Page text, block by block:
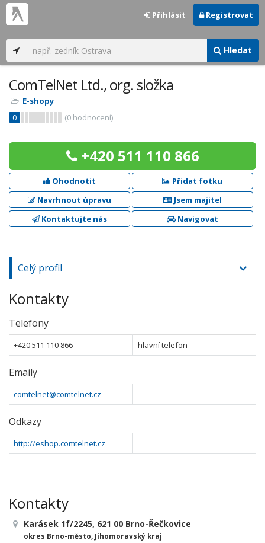
Hledat
Přihlásit Registrovat
ComTelNet Ltd., org. složka
E-shopy
0
(0 hodnocení)
+420 511 110 866
Ohodnotit
Přidat fotku
Navrhnout úpravu
Jsem majitel
Kontaktujte nás
Navigovat
Celý profil
Kontakty
Telefony
+420 511 110 866 hlavní telefon
Emaily
comtelnet@comtelnet.cz
Odkazy
http://eshop.comtelnet.cz
Kontakty
Karásek 1f/2245, 621 00 Brno-Řečkovice
okres Brno-město, Jihomoravský kraj